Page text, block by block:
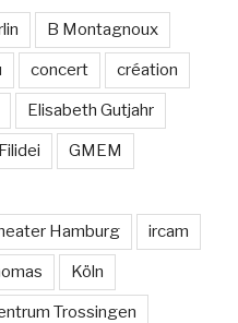
B Montagnoux
concert création
Elisabeth Gutjahr
Filidei GMEM
Hamburg ircam
Köln
Trossingen